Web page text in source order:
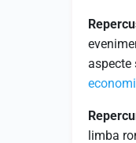
aspecte
limba